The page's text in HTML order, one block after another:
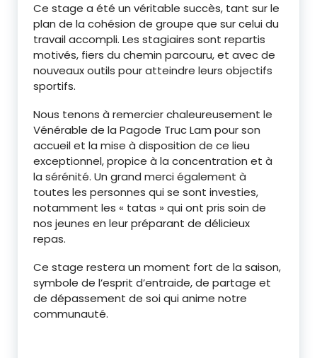
Ce stage a été un véritable succès, tant sur le
plan de la cohésion de groupe que sur celui du
travail accompli. Les stagiaires sont repartis
motivés, fiers du chemin parcouru, et avec de
nouveaux outils pour atteindre leurs objectifs
sportifs.
Nous tenons à remercier chaleureusement le
Vénérable de la Pagode Truc Lam pour son
accueil et la mise à disposition de ce lieu
exceptionnel, propice à la concentration et à
la sérénité. Un grand merci également à
toutes les personnes qui se sont investies,
notamment les « tatas » qui ont pris soin de
nos jeunes en leur préparant de délicieux
repas.
Ce stage restera un moment fort de la saison,
symbole de l’esprit d’entraide, de partage et
de dépassement de soi qui anime notre
communauté.